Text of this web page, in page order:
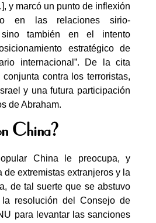
y marcó un punto de inflexión
en las relaciones sirio-
sino también en el intento
estratégico de
internacional”. De la cita
contra los terroristas,
y una futura participación
de Abraham.
China?
China le preocupa, y
de extremistas extranjeros y la
de tal suerte que se abstuvo
resolución del Consejo de
para levantar las sanciones